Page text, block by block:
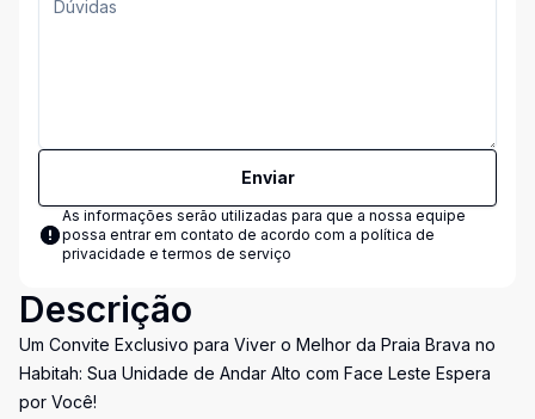
Enviar
As informações serão utilizadas para que a nossa equipe
possa entrar em contato de acordo com a política de
privacidade e termos de serviço
Descrição
Um Convite Exclusivo para Viver o Melhor da Praia Brava no
Habitah: Sua Unidade de Andar Alto com Face Leste Espera
por Você!